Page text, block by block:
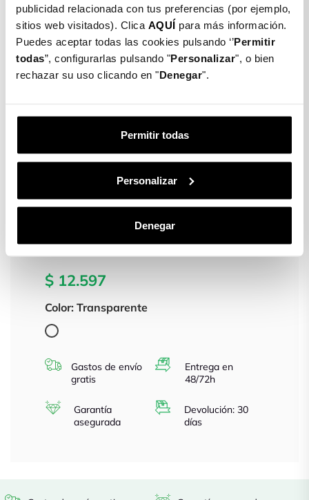
publicidad relacionada con tus preferencias (por ejemplo,
sitios web visitados). Clica AQUÍ para más información.
Puedes aceptar todas las cookies pulsando ‘’Permitir
todas”, configurarlas pulsando "Personalizar", o bien
rechazar su uso clicando en "Denegar".
Permitir todas
Personalizar
Denegar
una funda de calidad. Su forma se ajusta a los distintos
tamaños y modelos permitiendo el acceso a todos los
botones y puertos del teléfono.
Total ligereza: Es una funda super ligera y además
Protege tu móvil sin perder en comodidad ni manejabilidad.
¡Tenemos más de 400 modelos de móvil disponibles para ti!
Detalles producto
FUNDA BRILLANTES PARA
SAMSUNG GALAXY S26
$ 12.597
Color: Transparente
Transparente
Gastos de envío
gratis
Entrega en
48/72h
Garantía
asegurada
Devolución: 30
días